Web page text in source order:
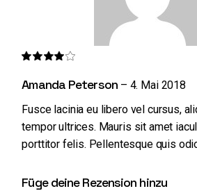
Amanda Peterson – 4. Mai 2018
Fusce lacinia eu libero vel cursus,
tempor ultrices. Mauris sit amet
porttitor felis. Pellentesque quis
Füge deine Rezension hinzu